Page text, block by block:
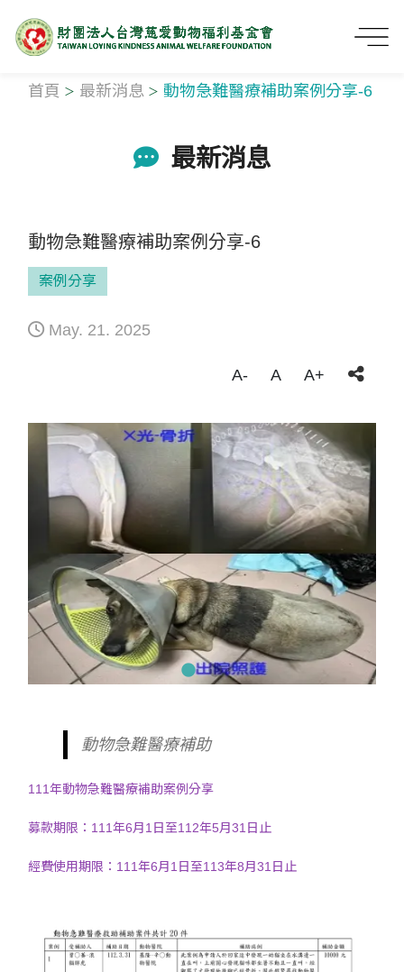
首頁 最新消息 動物急難醫療補助案例分享-6
最新消息
動物急難醫療補助案例分享-6
案例分享
May. 21. 2025
A- A A+
動物急難醫療補助
111年動物急難醫療補助案例分享
募款期限：111年6月1日至112年5月31日止
經費使用期限：111年6月1日至113年8月31日止